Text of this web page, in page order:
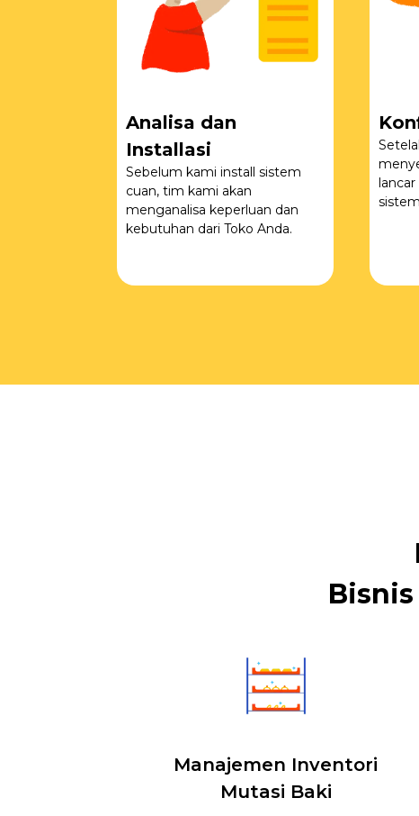
Analisa dan
Installasi
Sebelum kami install sistem
cuan, tim kami akan
menganalisa keperluan dan
kebutuhan dari Toko Anda.
Manajemen Inventori
Mutasi Baki